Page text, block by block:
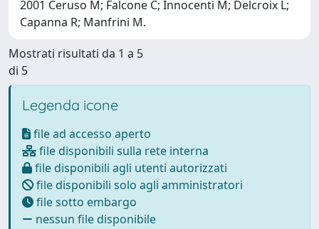
2001 Ceruso M; Falcone C; Innocenti M; Delcroix L;
Capanna R; Manfrini M.
Mostrati risultati da 1 a 5
di 5
Legenda icone
file ad accesso aperto
file disponibili sulla rete interna
file disponibili agli utenti autorizzati
file disponibili solo agli amministratori
file sotto embargo
nessun file disponibile